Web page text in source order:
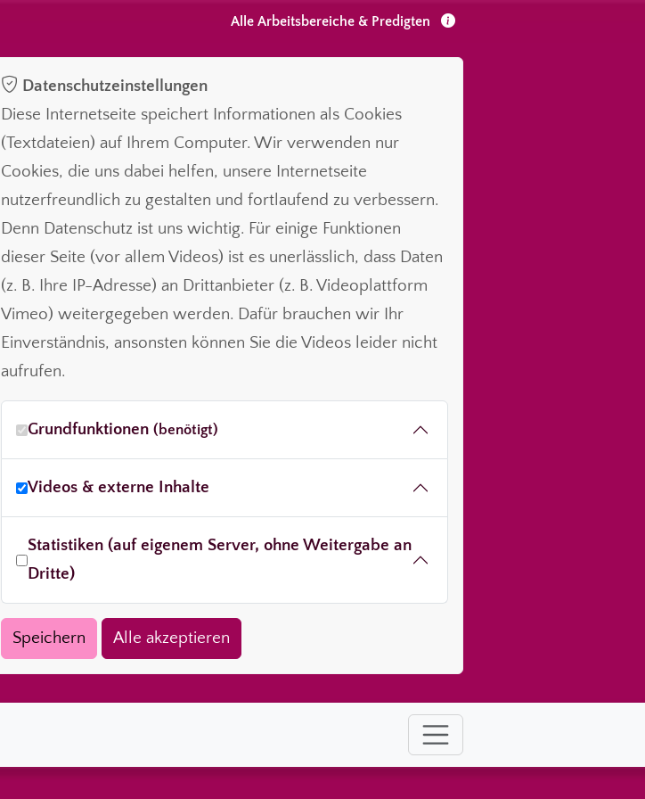
Alle Arbeitsbereiche & Predigten
Datenschutzeinstellungen
Diese Internetseite speichert Informationen als Cookies
(Textdateien) auf Ihrem Computer. Wir verwenden nur
Cookies, die uns dabei helfen, unsere Internetseite
nutzerfreundlich zu gestalten und fortlaufend zu verbessern.
Denn Datenschutz ist uns wichtig. Für einige Funktionen
dieser Seite (vor allem Videos) ist es unerlässlich, dass Daten
(z. B. Ihre IP-Adresse) an Drittanbieter (z. B. Videoplattform
Vimeo) weitergegeben werden. Dafür brauchen wir Ihr
Einverständnis, ansonsten können Sie die Videos leider nicht
aufrufen.
Grundfunktionen (benötigt)
Videos & externe Inhalte
Statistiken (auf eigenem Server, ohne Weitergabe an
Dritte)